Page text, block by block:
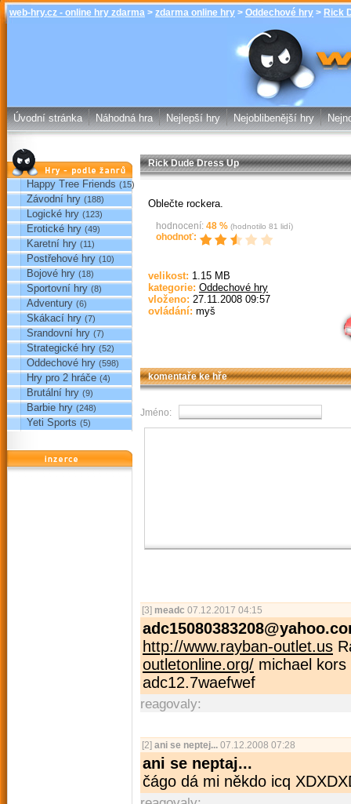
web-hry.cz - online hry zdarma > zdarma online hry > Oddechové hry > Rick
Rick Dude
zdarma
Úvodní stránka Náhodná hra Nejlepší hry Nejoblibenější hry
Hry podle žánrů
Happy Tree Friends (15)
Závodní hry (188)
Logické hry (123)
Erotické hry (49)
Karetní hry (11)
Postřehové hry (10)
Bojové hry (18)
Sportovní hry (8)
Adventury (6)
Skákací hry (7)
Srandovní hry (7)
Strategické hry (52)
Oddechové hry (598)
Hry pro 2 hráče (4)
Brutální hry (9)
Barbie hry (248)
Yeti Sports (5)
reklama
Rick Dude Dress Up
Oblečte rockera.
hodnocení: 48 % (hodnotilo 81 lidí)
ohodnoť:
velikost: 1.15 MB
kategorie: Oddechové hry
vloženo: 27.11.2008 09:57
ovládání: myš
komentaře ke hře
Jméno:
[3] meadc 07.12.2017 04:15
http://www.rayban-outlet.us
outletonline.org/ michael
adc12.7waefwef
reagovaly:
[2] ani se neptej... 07.12.2008 07:28
ani se neptaj...
čágo dá mi někdo icq